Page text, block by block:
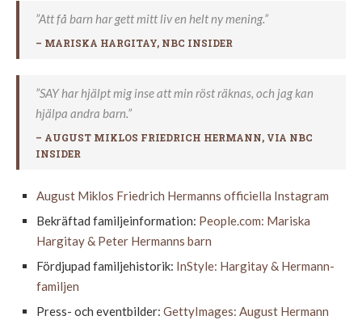
”Att få barn har gett mitt liv en helt ny mening.”
– MARISKA HARGITAY, NBC INSIDER
”SAY har hjälpt mig inse att min röst räknas, och jag kan
hjälpa andra barn.”
– AUGUST MIKLOS FRIEDRICH HERMANN, VIA NBC
INSIDER
August Miklos Friedrich Hermanns officiella Instagram
Bekräftad familjeinformation: People.com: Mariska
Hargitay & Peter Hermanns barn
Fördjupad familjehistorik: InStyle: Hargitay & Hermann-
familjen
Press- och eventbilder: GettyImages: August Hermann